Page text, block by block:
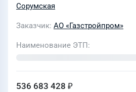
Сорумская
Заказчик АО «Газстройпром»
Наименование ЭТП
536 683 428 ₽